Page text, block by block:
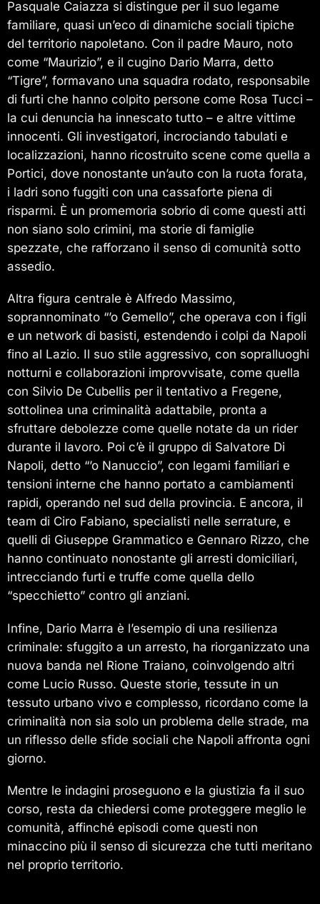
Pasquale Caiazza si distingue per il suo legame
familiare, quasi un’eco di dinamiche sociali tipiche
del territorio napoletano. Con il padre Mauro, noto
come “Maurizio”, e il cugino Dario Marra, detto
“Tigre”, formavano una squadra rodato, responsabile
di furti che hanno colpito persone come Rosa Tucci –
la cui denuncia ha innescato tutto – e altre vittime
innocenti. Gli investigatori, incrociando tabulati e
localizzazioni, hanno ricostruito scene come quella a
Portici, dove nonostante un’auto con la ruota forata,
i ladri sono fuggiti con una cassaforte piena di
risparmi. È un promemoria sobrio di come questi atti
non siano solo crimini, ma storie di famiglie
spezzate, che rafforzano il senso di comunità sotto
assedio.
Altra figura centrale è Alfredo Massimo,
soprannominato “’o Gemello”, che operava con i figli
e un network di basisti, estendendo i colpi da Napoli
fino al Lazio. Il suo stile aggressivo, con sopralluoghi
notturni e collaborazioni improvvisate, come quella
con Silvio De Cubellis per il tentativo a Fregene,
sottolinea una criminalità adattabile, pronta a
sfruttare debolezze come quelle notate da un rider
durante il lavoro. Poi c’è il gruppo di Salvatore Di
Napoli, detto “’o Nanuccio”, con legami familiari e
tensioni interne che hanno portato a cambiamenti
rapidi, operando nel sud della provincia. E ancora, il
team di Ciro Fabiano, specialisti nelle serrature, e
quelli di Giuseppe Grammatico e Gennaro Rizzo, che
hanno continuato nonostante gli arresti domiciliari,
intrecciando furti e truffe come quella dello
“specchietto” contro gli anziani.
Infine, Dario Marra è l’esempio di una resilienza
criminale: sfuggito a un arresto, ha riorganizzato una
nuova banda nel Rione Traiano, coinvolgendo altri
come Lucio Russo. Queste storie, tessute in un
tessuto urbano vivo e complesso, ricordano come la
criminalità non sia solo un problema delle strade, ma
un riflesso delle sfide sociali che Napoli affronta ogni
giorno.
Mentre le indagini proseguono e la giustizia fa il suo
corso, resta da chiedersi come proteggere meglio le
comunità, affinché episodi come questi non
minaccino più il senso di sicurezza che tutti meritano
nel proprio territorio.